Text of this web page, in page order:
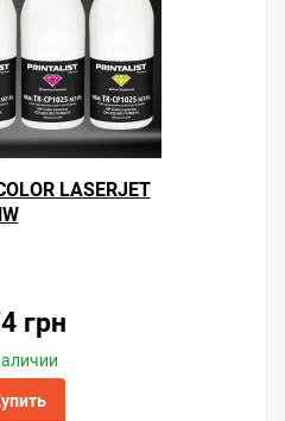
на этой странице или
Мы ответим на
LASERJET
грн